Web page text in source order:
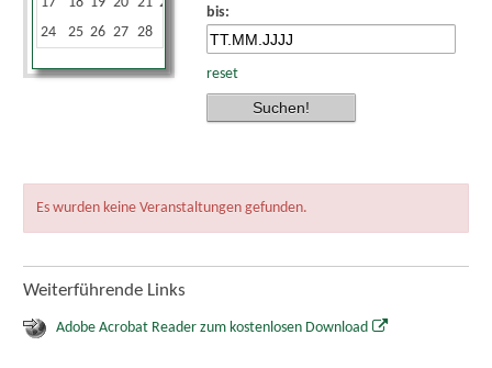
24
25 26 27 28
bis:
reset
Es wurden keine Veranstaltungen gefunden.
Weiterführende Links
Adobe Acrobat Reader zum kostenlosen Download